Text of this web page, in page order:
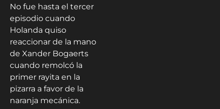
No fue hasta el tercer
episodio cuando
Holanda quiso
reaccionar de la mano
de Xander Bogaerts
cuando remolcó la
primer rayita en la
pizarra a favor de la
naranja mecánica.